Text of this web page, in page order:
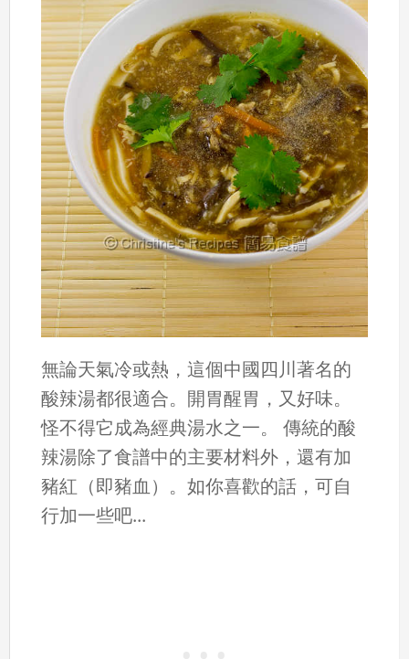
無論天氣冷或熱，這個中國四川著名的
酸辣湯都很適合。開胃醒胃，又好味。
怪不得它成為經典湯水之一。 傳統的酸
辣湯除了食譜中的主要材料外，還有加
豬紅（即豬血）。如你喜歡的話，可自
行加一些吧...